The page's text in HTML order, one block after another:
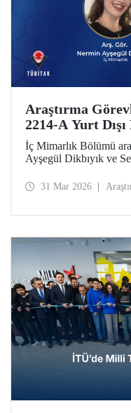
Araştırma
2214-A Yurt Dışı
Bursu
İç Mimarlık Bölümü
Ayşegül Dikbıyık ve
kazandılar.
31 Mar 2026